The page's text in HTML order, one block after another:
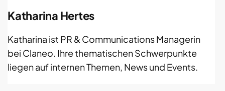
Katharina Hertes
Katharina ist PR & Communications Managerin
bei Claneo. Ihre thematischen Schwerpunkte
liegen auf internen Themen, News und Events.